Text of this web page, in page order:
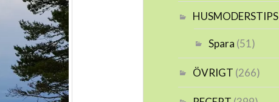
HUSMODERSTIPS
Spara (51)
ÖVRIGT (266)